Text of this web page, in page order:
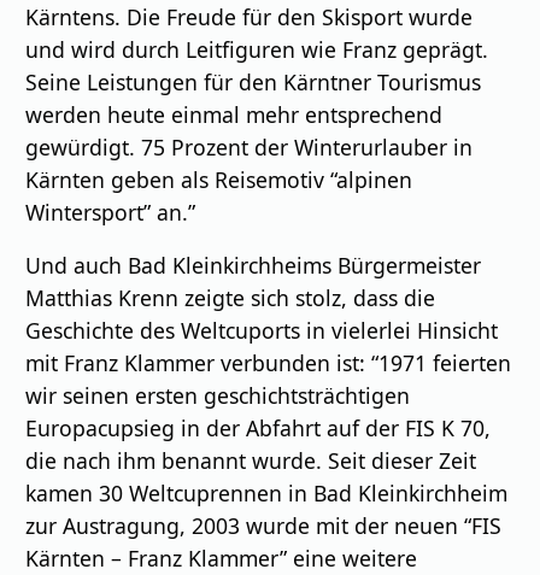
Kärntens. Die Freude für den Skisport wurde
und wird durch Leitﬁguren wie Franz geprägt.
Seine Leistungen für den Kärntner Tourismus
werden heute einmal mehr entsprechend
gewürdigt. 75 Prozent der Winterurlauber in
Kärnten geben als Reisemotiv “alpinen
Wintersport” an.”
Und auch Bad Kleinkirchheims Bürgermeister
Matthias Krenn zeigte sich stolz, dass die
Geschichte des Weltcuports in vielerlei Hinsicht
mit Franz Klammer verbunden ist: “1971 feierten
wir seinen ersten geschichtsträchtigen
Europacupsieg in der Abfahrt auf der FIS K 70,
die nach ihm benannt wurde. Seit dieser Zeit
kamen 30 Weltcuprennen in Bad Kleinkirchheim
zur Austragung, 2003 wurde mit der neuen “FIS
Kärnten – Franz Klammer” eine weitere